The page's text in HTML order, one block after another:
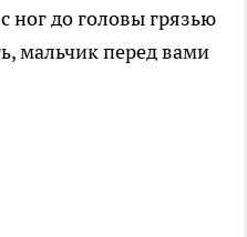
ног до головы грязью
мальчик перед вами